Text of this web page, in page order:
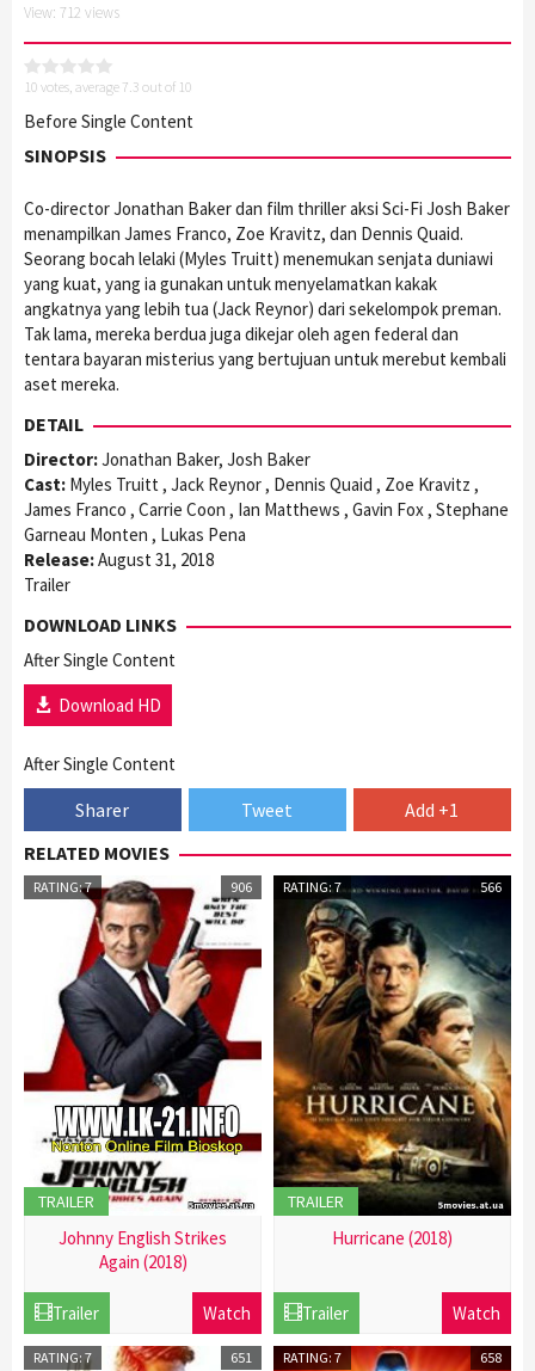
View: 712 views
10 votes, average 7.3 out of 10
Before Single Content
SINOPSIS
Co-director Jonathan Baker dan film thriller aksi Sci-Fi Josh Baker
menampilkan James Franco, Zoe Kravitz, dan Dennis Quaid.
Seorang bocah lelaki (Myles Truitt) menemukan senjata duniawi
yang kuat, yang ia gunakan untuk menyelamatkan kakak
angkatnya yang lebih tua (Jack Reynor) dari sekelompok preman.
Tak lama, mereka berdua juga dikejar oleh agen federal dan
tentara bayaran misterius yang bertujuan untuk merebut kembali
aset mereka.
DETAIL
Director:Jonathan Baker, Josh Baker
Cast: Myles Truitt , Jack Reynor , Dennis Quaid , Zoe Kravitz ,
James Franco , Carrie Coon , Ian Matthews , Gavin Fox , Stephane
Garneau Monten , Lukas Pena
Release:August 31, 2018
Trailer
DOWNLOAD LINKS
After Single Content
Download HD
After Single Content
Sharer Tweet
Add +1
RELATED MOVIES
RATING: 7 906
TRAILER
Johnny English Strikes
Again (2018)
2016
Trailer Watch
RATING: 7 566
TRAILER
Hurricane (2018)
Trailer Watch
RATING: 7 651 RATING: 7 658